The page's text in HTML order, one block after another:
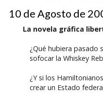
10 de Agosto de
La novela gráfica
¿Qué hubiera pasado
sofocar la Whiskey
¿Y si los
crear un Estado